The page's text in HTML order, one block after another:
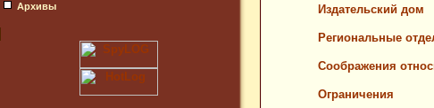
Архивы Издательский дом
Региональные
Соображения
Ограничения